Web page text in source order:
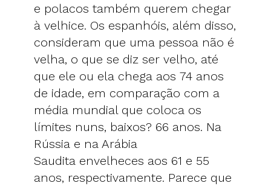
e polacos também querem chegar
à velhice. Os espanhóis, além disso,
consideram que uma pessoa não é
velha, o que se diz ser velho, até
que ele ou ela chega aos 74 anos
de idade, em comparação com a
média mundial que coloca os
límites nuns, baixos? 66 anos. Na
Rússia e na Arábia
Saudita envelheces aos 61 e 55
anos, respectivamente. Parece que